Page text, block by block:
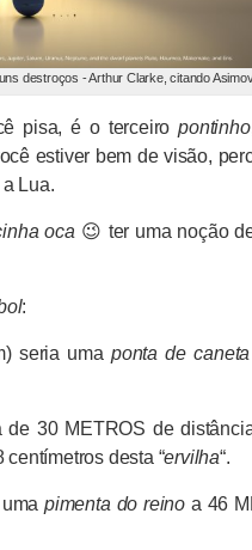
destroços - Arthur Clarke, citando
pisa, é o terceiropontinho
estiver bem de visão,
Lua.
oca😉 ter uma noção
:
seria umaponta de
de 30 METROS de
desta “ervilha“.
umapimenta do reino a 46